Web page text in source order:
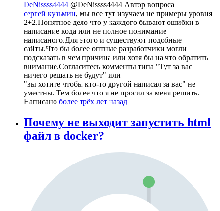
DeNissss4444 @DeNissss4444 Автор вопроса
сергей кузьмин, мы все тут изучаем не примеры уровня
2+2.Понятное дело что у каждого бывают ошибки в
написание кода или не полное понимание
написаного.Для этого и существуют подобные
сайты.Что бы более оптные разработчики могли
подсказать в чем причина или хотя бы на что обратить
внимание.Согласитесь комменты типа "Тут за вас
ничего решать не будут" или
"вы хотите чтобы кто-то другой написал за вас" не
уместны. Тем более что я не просил за меня решить.
Написано более трёх лет назад
Почему не выходит запустить html
файл в docker?